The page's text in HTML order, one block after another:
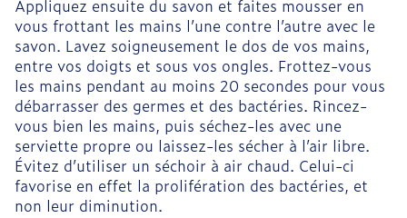
Appliquez ensuite du savon et faites mousser en
vous frottant les mains l’une contre l’autre avec le
savon. Lavez soigneusement le dos de vos mains,
entre vos doigts et sous vos ongles. Frottez-vous
les mains pendant au moins 20 secondes pour vous
débarrasser des germes et des bactéries. Rincez-
vous bien les mains, puis séchez-les avec une
serviette propre ou laissez-les sécher à l’air libre.
Évitez d’utiliser un séchoir à air chaud. Celui-ci
favorise en effet la prolifération des bactéries, et
non leur diminution.